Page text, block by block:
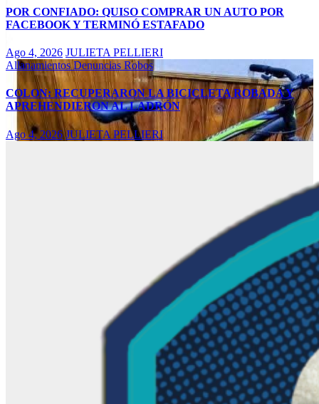
POR CONFIADO: QUISO COMPRAR UN AUTO POR
FACEBOOK Y TERMINÓ ESTAFADO
Ago 4, 2026 JULIETA PELLIERI
AllanamientosDenuncias Robos
COLON: RECUPERARON LA BICICLETA ROBADA Y
APREHENDIERON AL LADRÓN
Ago 4, 2026 JULIETA PELLIERI